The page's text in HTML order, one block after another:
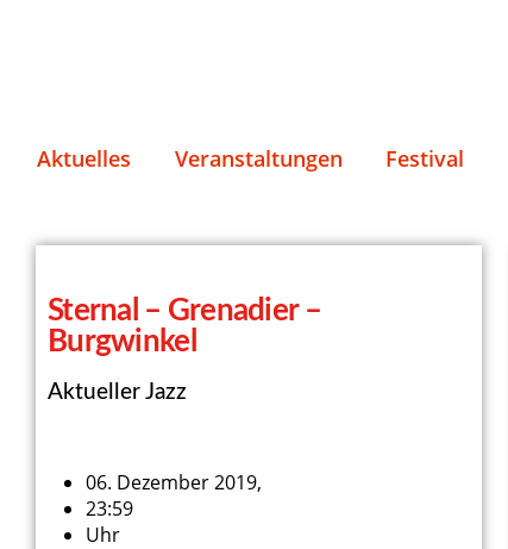
Aktuelles Veranstaltungen Festival
Sternal – Grenadier –
Burgwinkel
Aktueller Jazz
06. Dezember 2019,
23:59
Uhr